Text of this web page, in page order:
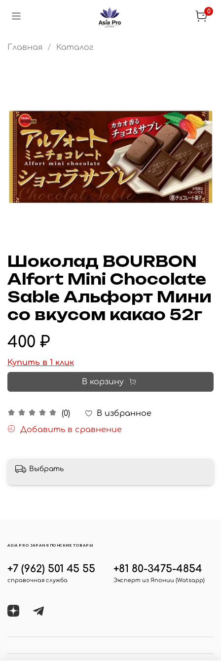
0
Главная Каталог
Шоколад BOURBON
Alfort Mini Chocolate
Sable Альфорт Мини
со вкусом какао 52г
(0)
В избранное
Добавить в сравнение
400 ₽
Купить в 1 клик
В корзину
Выбрать
+7 (962) 501 45 55
справочная служба
+81 80-3475-4854
Эксперт из Японии (Watsapp)
ASIA PRO JAPAN ЯПОНСКИЕ ТОВАРЫ